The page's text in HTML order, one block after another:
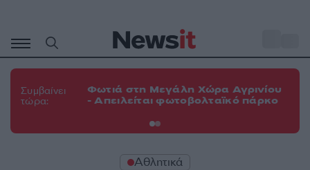
περιεχόμενο
Συμβαίνει
τώρα:
Φωτιά στη Μεγάλη Χώρα Αγρινίου
- Απειλείται φωτοβολταϊκό πάρκο
Αθλητικά